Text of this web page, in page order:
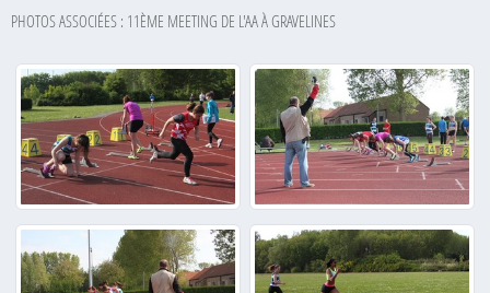
PHOTOS ASSOCIÉES : 11ÈME MEETING DE L'AA À GRAVELINES